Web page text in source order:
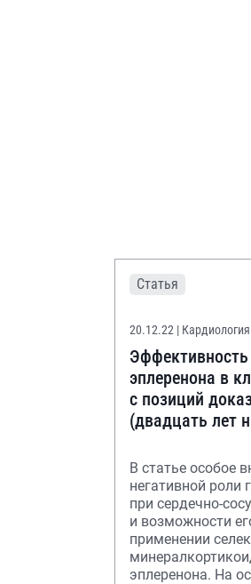
Статья
20.12.22 |
эплеренона в
с позиций
(двадцать лет
В статье особое
негативной роли
при сердечно-
и возможности
применении
эплеренона. На